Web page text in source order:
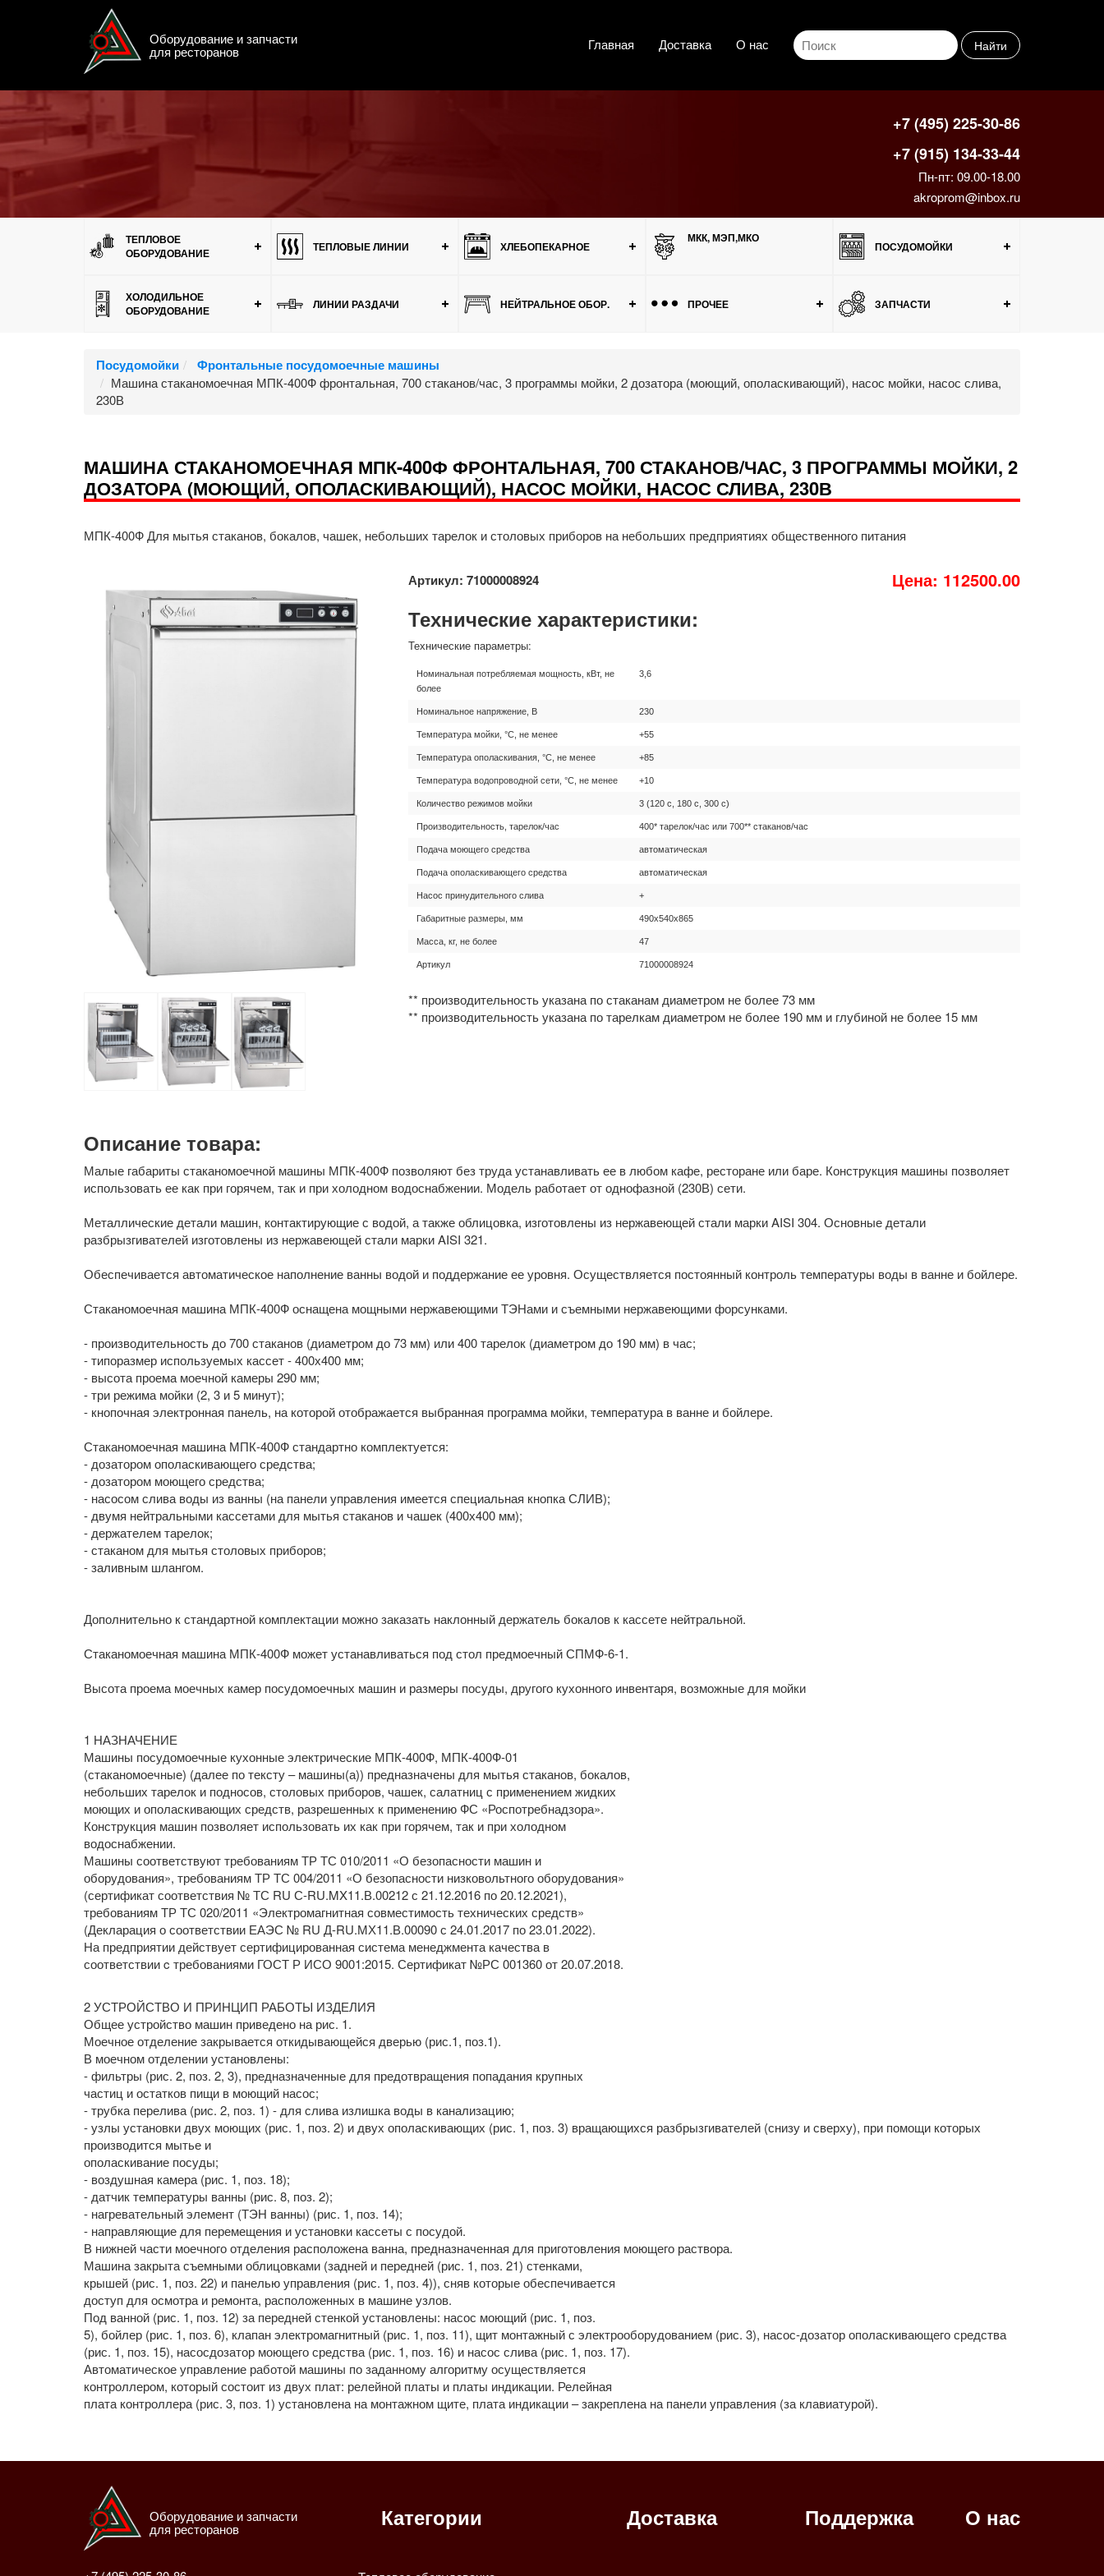
Оборудование и запчасти
для ресторанов Главная Доставка О нас Найти
+7 (495) 225-30-86
+7 (915) 134-33-44
Пн-пт: 09.00-18.00
akroprom@inbox.ru
ТЕПЛОВОЕ
ОБОРУДОВАНИЕ
ТЕПЛОВЫЕ ЛИНИИ ХЛЕБОПЕКАРНОЕ
МКК, МЭП,МКО
ПОСУДОМОЙКИ
ХОЛОДИЛЬНОЕ
ОБОРУДОВАНИЕ
ЛИНИИ РАЗДАЧИ НЕЙТРАЛЬНОЕ ОБОР. ПРОЧЕЕ ЗАПЧАСТИ
Посудомойки Фронтальные посудомоечные машины
Машина стаканомоечная МПК-400Ф фронтальная, 700 стаканов/час, 3 программы мойки, 2 дозатора (моющий, ополаскивающий), насос мойки, насос слива,
230В
МАШИНА СТАКАНОМОЕЧНАЯ МПК-400Ф ФРОНТАЛЬНАЯ, 700 СТАКАНОВ/ЧАС, 3 ПРОГРАММЫ МОЙКИ, 2
ДОЗАТОРА (МОЮЩИЙ, ОПОЛАСКИВАЮЩИЙ), НАСОС МОЙКИ, НАСОС СЛИВА, 230В
МПК-400Ф Для мытья стаканов, бокалов, чашек, небольших тарелок и столовых приборов на небольших предприятиях общественного питания
Артикул: 71000008924 Цена: 112500.00
Технические характеристики:
Технические параметры:
Номинальная потребляемая мощность, кВт, не
более
3,6
Номинальное напряжение, В 230
Температура мойки, °С, не менее +55
Температура ополаскивания, °С, не менее +85
Температура водопроводной сети, °С, не менее +10
Количество режимов мойки 3 (120 с, 180 с, 300 с)
Производительность, тарелок/час 400* тарелок/час или 700** стаканов/час
Подача моющего средства автоматическая
Подача ополаскивающего средства автоматическая
Насос принудительного слива +
Габаритные размеры, мм 490x540x865
Масса, кг, не более 47
Артикул 71000008924
** производительность указана по стаканам диаметром не более 73 мм
** производительность указана по тарелкам диаметром не более 190 мм и глубиной не более 15 мм
Описание товара:
Малые габариты стаканомоечной машины МПК-400Ф позволяют без труда устанавливать ее в любом кафе, ресторане или баре. Конструкция машины позволяет
использовать ее как при горячем, так и при холодном водоснабжении. Модель работает от однофазной (230В) сети.
Металлические детали машин, контактирующие с водой, а также облицовка, изготовлены из нержавеющей стали марки AISI 304. Основные детали
разбрызгивателей изготовлены из нержавеющей стали марки AISI 321.
Обеспечивается автоматическое наполнение ванны водой и поддержание ее уровня. Осуществляется постоянный контроль температуры воды в ванне и бойлере.
Стаканомоечная машина МПК-400Ф оснащена мощными нержавеющими ТЭНами и съемными нержавеющими форсунками.
- производительность до 700 стаканов (диаметром до 73 мм) или 400 тарелок (диаметром до 190 мм) в час;
- типоразмер используемых кассет - 400х400 мм;
- высота проема моечной камеры 290 мм;
- три режима мойки (2, 3 и 5 минут);
- кнопочная электронная панель, на которой отображается выбранная программа мойки, температура в ванне и бойлере.
Стаканомоечная машина МПК-400Ф стандартно комплектуется:
- дозатором ополаскивающего средства;
- дозатором моющего средства;
- насосом слива воды из ванны (на панели управления имеется специальная кнопка СЛИВ);
- двумя нейтральными кассетами для мытья стаканов и чашек (400х400 мм);
- держателем тарелок;
- стаканом для мытья столовых приборов;
- заливным шлангом.
Дополнительно к стандартной комплектации можно заказать наклонный держатель бокалов к кассете нейтральной.
Стаканомоечная машина МПК-400Ф может устанавливаться под стол предмоечный СПМФ-6-1.
Высота проема моечных камер посудомоечных машин и размеры посуды, другого кухонного инвентаря, возможные для мойки
1 НАЗНАЧЕНИЕ
Машины посудомоечные кухонные электрические МПК-400Ф, МПК-400Ф-01
(стаканомоечные) (далее по тексту – машины(а)) предназначены для мытья стаканов, бокалов,
небольших тарелок и подносов, столовых приборов, чашек, салатниц с применением жидких
моющих и ополаскивающих средств, разрешенных к применению ФС «Роспотребнадзора».
Конструкция машин позволяет использовать их как при горячем, так и при холодном
водоснабжении.
Машины соответствуют требованиям ТР ТС 010/2011 «О безопасности машин и
оборудования», требованиям ТР ТС 004/2011 «О безопасности низковольтного оборудования»
(сертификат соответствия № ТС RU С-RU.MX11.В.00212 с 21.12.2016 по 20.12.2021),
требованиям ТР ТС 020/2011 «Электромагнитная совместимость технических средств»
(Декларация о соответствии ЕАЭС № RU Д-RU.МХ11.В.00090 с 24.01.2017 по 23.01.2022).
На предприятии действует сертифицированная система менеджмента качества в
соответствии c требованиями ГОСТ Р ИСО 9001:2015. Сертификат №РС 001360 от 20.07.2018.
2 УСТРОЙСТВО И ПРИНЦИП РАБОТЫ ИЗДЕЛИЯ
Общее устройство машин приведено на рис. 1.
Моечное отделение закрывается откидывающейся дверью (рис.1, поз.1).
В моечном отделении установлены:
- фильтры (рис. 2, поз. 2, 3), предназначенные для предотвращения попадания крупных
частиц и остатков пищи в моющий насос;
- трубка перелива (рис. 2, поз. 1) - для слива излишка воды в канализацию;
- узлы установки двух моющих (рис. 1, поз. 2) и двух ополаскивающих (рис. 1, поз. 3) вращающихся разбрызгивателей (снизу и сверху), при помощи которых
производится мытье и
ополаскивание посуды;
- воздушная камера (рис. 1, поз. 18);
- датчик температуры ванны (рис. 8, поз. 2);
- нагревательный элемент (ТЭН ванны) (рис. 1, поз. 14);
- направляющие для перемещения и установки кассеты с посудой.
В нижней части моечного отделения расположена ванна, предназначенная для приготовления моющего раствора.
Машина закрыта съемными облицовками (задней и передней (рис. 1, поз. 21) стенками,
крышей (рис. 1, поз. 22) и панелью управления (рис. 1, поз. 4)), сняв которые обеспечивается
доступ для осмотра и ремонта, расположенных в машине узлов.
Под ванной (рис. 1, поз. 12) за передней стенкой установлены: насос моющий (рис. 1, поз.
5), бойлер (рис. 1, поз. 6), клапан электромагнитный (рис. 1, поз. 11), щит монтажный с электрооборудованием (рис. 3), насос-дозатор ополаскивающего средства
(рис. 1, поз. 15), насосдозатор моющего средства (рис. 1, поз. 16) и насос слива (рис. 1, поз. 17).
Автоматическое управление работой машины по заданному алгоритму осуществляется
контроллером, который состоит из двух плат: релейной платы и платы индикации. Релейная
плата контроллера (рис. 3, поз. 1) установлена на монтажном щите, плата индикации – закреплена на панели управления (за клавиатурой).
Оборудование и запчасти
для ресторанов Категории Доставка Поддержка О нас